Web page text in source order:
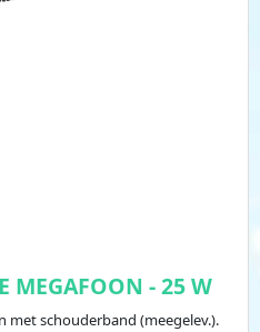
MEGAFOON - 25 W
met schouderband (meegelev.).